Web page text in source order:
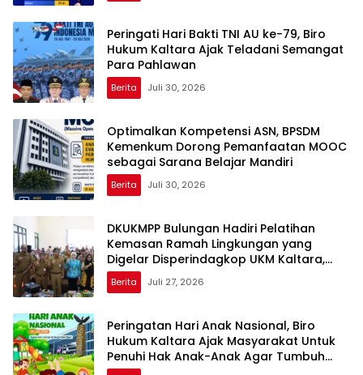
Peringati Hari Bakti TNI AU ke-79, Biro
Hukum Kaltara Ajak Teladani Semangat
Para Pahlawan
Berita Juli 30, 2026
Optimalkan Kompetensi ASN, BPSDM
Kemenkum Dorong Pemanfaatan MOOC
sebagai Sarana Belajar Mandiri
Berita Juli 30, 2026
DKUKMPP Bulungan Hadiri Pelatihan
Kemasan Ramah Lingkungan yang
Digelar Disperindagkop UKM Kaltara,
Dorong IKM Naik Kelas
Berita Juli 27, 2026
Peringatan Hari Anak Nasional, Biro
Hukum Kaltara Ajak Masyarakat Untuk
Penuhi Hak Anak-Anak Agar Tumbuh
Cerdas dan Berkarakter